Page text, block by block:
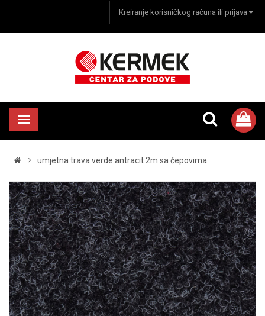
Kreiranje korisničkog računa ili prijava
umjetna trava verde antracit 2m sa čepovima